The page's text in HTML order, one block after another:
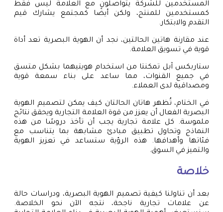
المستخدمين للشركة يتواصلون مع العلامة ليس فقط
كمستخدمين للمنتج، ولكن أيضًا كمجتمع يشارك قيم
التقدم والابتكار.
عند مقارنة هاتين الحالتين، نجد أن الهوية البصرية تعد أداة
قوية في تسويق العلامة.
ستاربكس آبل تمكنتا من استخدام هويتيهما بشكل متسق
في جميع القنوات، مما ساعد على بناء سمعة قوية
ومصداقية لدى العملاء.
في الختام، تُظهر هاتان الحالتان كيف يمكن لتصميم الهوية
البصرية الفعال أن يعزز من قوة العلامة التجارية ويحقق نتائج
ملموسة. كل علامة تجارية يجب أن تأخذ دروسًا من هذه
النماذج وتحاول تطبيق مبادئ مشابهة بما يتناسب مع
فئاتها وأهدافها. هذه الرؤية ستساعد في تعزيز الهوية
والتميز في السوق.
خلاصة
بعد أن تناولنا كيفية تصميم الهوية البصرية، ودراسات حالة
عن علامات تجارية ناجحة، نتجه الآن نحو الخلاصة.